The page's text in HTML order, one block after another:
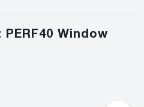
Window